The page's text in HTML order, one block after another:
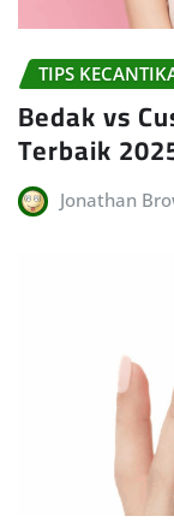
TIPS
Bedak vs
Terbaik
Jonathan